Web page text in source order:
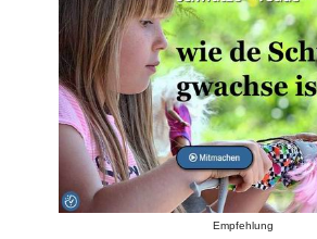
Empfehlung